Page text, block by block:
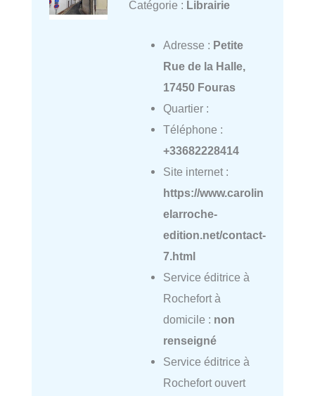
Catégorie : Librairie
Adresse : Petite
Rue de la Halle,
17450 Fouras
Quartier :
Téléphone :
+33682228414
Site internet :
https://www.carolin
elarroche-
edition.net/contact-
7.html
Service éditrice à
Rochefort à
domicile : non
renseigné
Service éditrice à
Rochefort ouvert